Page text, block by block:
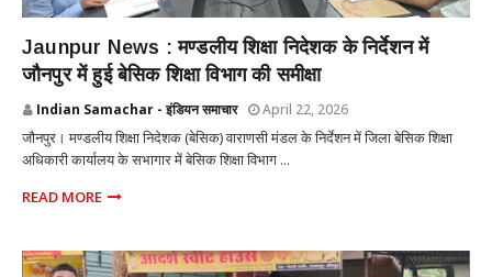
Jaunpur News : ​मण्डलीय शिक्षा निदेशक के निर्देशन में
जौनपुर में हुई बेसिक शिक्षा विभाग की समीक्षा
Indian Samachar - इंडियन समाचार April 22, 2026
जौनपुर। मण्डलीय शिक्षा निदेशक (बेसिक) वाराणसी मंडल के निर्देशन में जिला बेसिक शिक्षा
अधिकारी कार्यालय के सभागार में बेसिक शिक्षा विभाग ...
READ MORE